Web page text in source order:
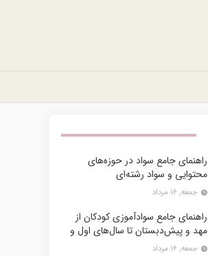
راهنمای جامع سواد در حوزه‌های
محتوایی و سواد رشته‌ای
جمعه, ۱۶ مرداد
راهنمای جامع سوادآموزی کودکان از
مهد و پیش‌دبستان تا سال‌های اول و
دوم دبستان
جمعه, ۱۶ مرداد